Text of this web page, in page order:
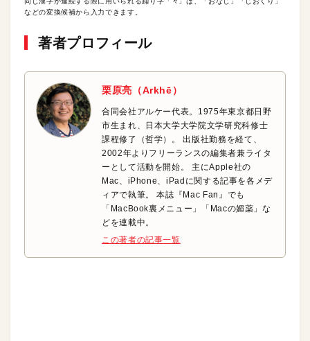
などの変換候補から入力できます。
著者プロフィール
栗原亮（Arkhē）
合同会社アルケー代表。1975年東京都日野
市生まれ、日本大学大学院文学研究科修士
課程修了（哲学）。 出版社勤務を経て、
2002年よりフリーランスの編集者兼ライタ
ーとして活動を開始。 主にApple社の
Mac、iPhone、iPadに関する記事を各メデ
ィアで執筆。 本誌『Mac Fan』でも
「MacBook裏メニュー」「Macの媚薬」な
どを連載中。
この著者の記事一覧